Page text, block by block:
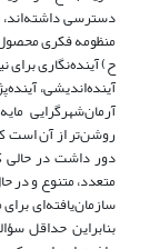
دسترسی داشته‌اند،
منظومه فکری
ح) آینده‌نگاری
آینده‌اندیشی،
آرمان‌شهر‌گرایی
روشن‌تر از آن است
دور داشت در حالی
متعدد، متنوع و در
سازمان‌یافته‌ای
بنابراین حداقل